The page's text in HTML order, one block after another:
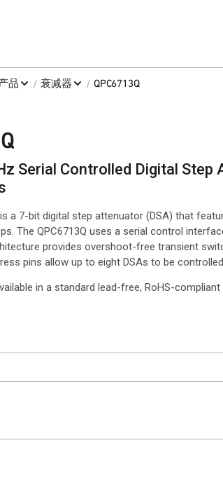
品 / 衰减器 / QPC6713Q
Serial Controlled Digital
is a 7-bit digital step attenuator (DSA) that
The QPC6713Q uses a serial control
provides overshoot-free transient
pins allow up to eight DSAs to be
in a standard lead-free, RoHS-
representative for more information.